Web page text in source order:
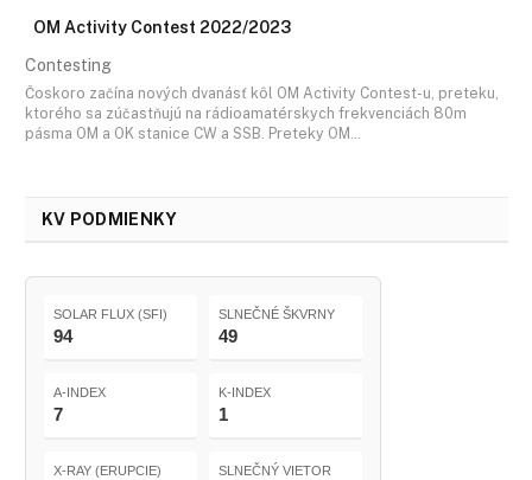
OM Activity Contest 2022/2023
Contesting
Čoskoro začína nových dvanásť kôl OM Activity Contest-u, preteku,
ktorého sa zúčastňujú na rádioamatérskych frekvenciách 80m
pásma OM a OK stanice CW a SSB. Preteky OM…
KV PODMIENKY
SOLAR FLUX (SFI)
94
SLNEČNÉ ŠKVRNY
49
A-INDEX
7
K-INDEX
1
X-RAY (ERUPCIE) SLNEČNÝ VIETOR